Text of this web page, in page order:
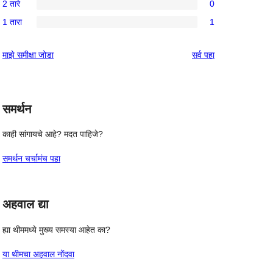
परीक्षणे
तारांकित
परीक्षणे
3-
तारांकित
2-
परीक्षणे
2 तारे 0
तारांकित
1 तारा 1
माझे समीक्षा जोडा सर्वपुनरावलोकने
पहा
समर्थन
काही सांगायचे आहे? मदत पाहिजे?
समर्थन चर्चामंच पहा
अहवाल द्या
ह्या थीममध्ये मुख्य समस्या आहेत का?
या थीमचा अहवाल नोंदवा